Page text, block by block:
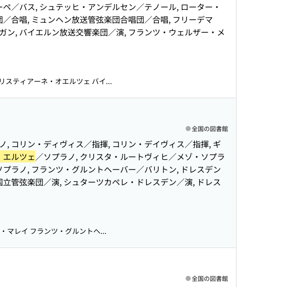
／バス, シュテッヒ・アンデルセン／テノール, ローター・
合唱, ミュンヘン放送管弦楽団合唱団／合唱, フリーデマ
, バイエルン放送交響楽団／演, フランツ・ウェルザー・メ
スティアーネ・オエルツェ バイ...
コリン・ディヴィス／指揮, コリン・デイヴィス／指揮, ギ
ルツェ／ソプラノ, クリスタ・ルートヴィヒ／メゾ・ソプラ
ラノ, フランツ・グルントヘーバー／バリトン, ドレスデン
管弦楽団／演, シュターツカペレ・ドレスデン／演, ドレス
全国の図書館
マレイ フランツ・グルントヘ...
全国の図書館